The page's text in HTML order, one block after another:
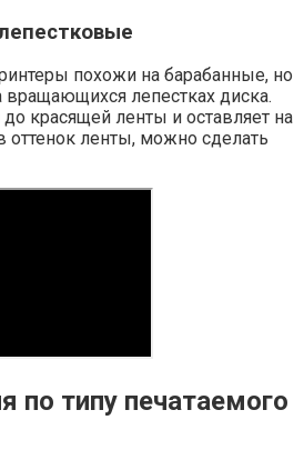
похожи на барабанные, но
вращающихся лепестках диска.
до красящей ленты и оставляет на
оттенок ленты, можно сделать
по типу печатаемого